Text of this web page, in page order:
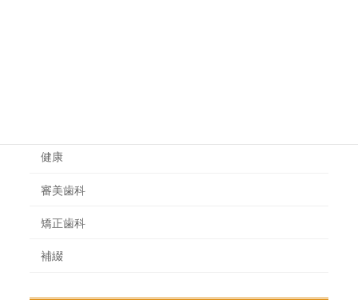
健康
審美歯科
矯正歯科
補綴